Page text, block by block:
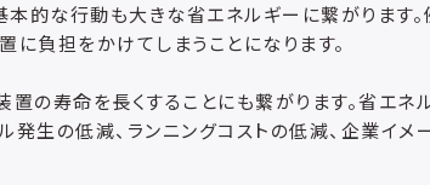
的な行動も大きな省エネルギーに繋がります。
負担をかけてしまうことになります。
の寿命を長くすることにも繋がります。省エネ
生の低減、ランニングコストの低減、企業イメ